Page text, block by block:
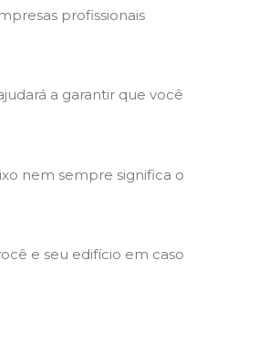
profissionais
a garantir que você
nem sempre significa o
e seu edifício em caso